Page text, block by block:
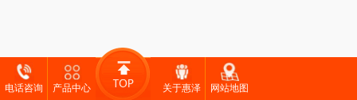
电话咨询 产品中心 关于惠泽 网站地图